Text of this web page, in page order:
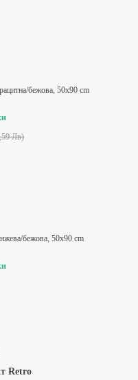
бежова, 50x90 cm
Лв)
бежова, 50x90 cm
Retro